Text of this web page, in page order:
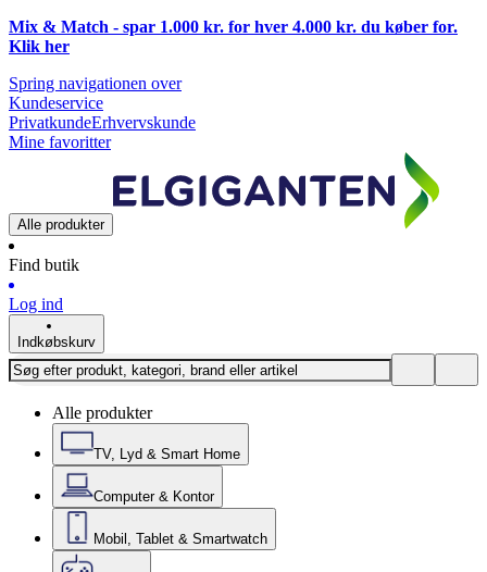
Mix & Match - spar 1.000 kr. for hver 4.000 kr. du køber for.
Klik her
Spring navigationen over
Kundeservice
PrivatkundeErhvervskunde
Mine favoritter
Alle produkter
Find butik
Log ind
Indkøbskurv
Alle produkter
TV, Lyd & Smart Home
Computer & Kontor
Mobil, Tablet & Smartwatch